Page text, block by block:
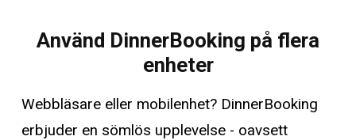
Använd DinnerBooking på flera
enheter
Webbläsare eller mobilenhet? DinnerBooking
erbjuder en sömlös upplevelse - oavsett